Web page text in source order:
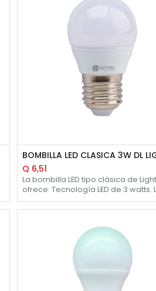
Q 6,51
La bombilla LED tipo clásica de
ofrece: Tecnología LED de 3 watts. Luz de
día de 5700 K. Flujo luminoso 230 ?
lm. 20,000 horas de vida